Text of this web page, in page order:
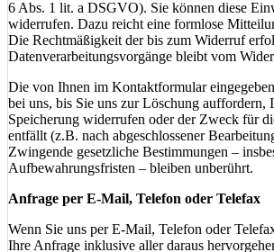
6 Abs. 1 lit. a DSGVO). Sie können diese
widerrufen. Dazu reicht eine formlose
Die Rechtmäßigkeit der bis zum Widerruf
Datenverarbeitungsvorgänge bleibt vom
Die von Ihnen im Kontaktformular
bei uns, bis Sie uns zur Löschung
Speicherung widerrufen oder der Zweck für
entfällt (z.B. nach abgeschlossener
Zwingende gesetzliche Bestimmungen –
Aufbewahrungsfristen – bleiben unberührt.
Anfrage per E-Mail, Telefon oder Telefax
Wenn Sie uns per E-Mail, Telefon oder
Ihre Anfrage inklusive aller daraus